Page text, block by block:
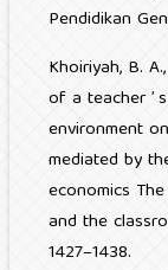
Pendidikan
Khoiriyah, B.
of a teacher ’
environment
mediated by
economics
and the
1427–1438.